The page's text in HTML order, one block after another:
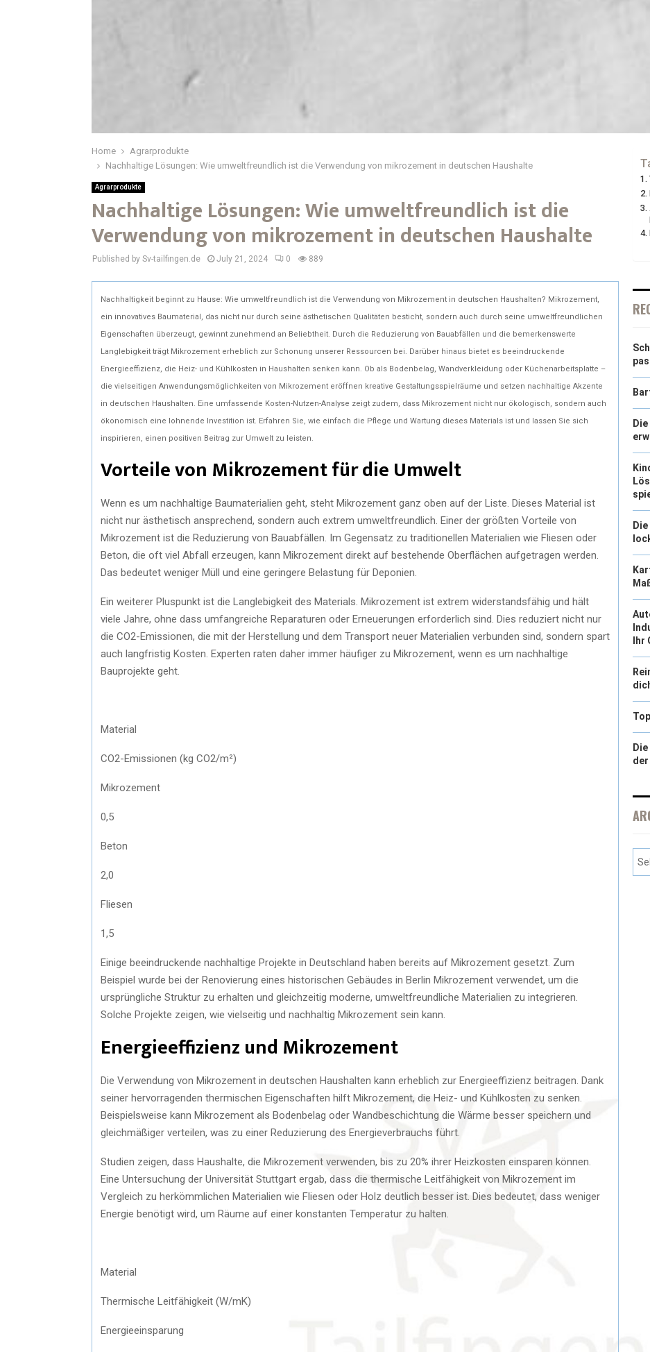
Home
Agrarprodukte
Nachhaltige Lösungen: Wie umweltfreundlich ist die Verwendung von mikrozement in deutschen Haushalte
Agrarprodukte
Nachhaltige Lösungen: Wie umweltfreundlich ist die
Verwendung von mikrozement in deutschen Haushalte
Published by Sv-tailfingen.de July 21, 2024 0 889
Nachhaltigkeit beginnt zu Hause: Wie umweltfreundlich ist die Verwendung von Mikrozement in deutschen Haushalten? Mikrozement,
ein innovatives Baumaterial, das nicht nur durch seine ästhetischen Qualitäten besticht, sondern auch durch seine umweltfreundlichen
Eigenschaften überzeugt, gewinnt zunehmend an Beliebtheit. Durch die Reduzierung von Bauabfällen und die bemerkenswerte
Langlebigkeit trägt Mikrozement erheblich zur Schonung unserer Ressourcen bei. Darüber hinaus bietet es beeindruckende
Energieeffizienz, die Heiz- und Kühlkosten in Haushalten senken kann. Ob als Bodenbelag, Wandverkleidung oder Küchenarbeitsplatte –
die vielseitigen Anwendungsmöglichkeiten von Mikrozement eröffnen kreative Gestaltungsspielräume und setzen nachhaltige Akzente
in deutschen Haushalten. Eine umfassende Kosten-Nutzen-Analyse zeigt zudem, dass Mikrozement nicht nur ökologisch, sondern auch
ökonomisch eine lohnende Investition ist. Erfahren Sie, wie einfach die Pflege und Wartung dieses Materials ist und lassen Sie sich
inspirieren, einen positiven Beitrag zur Umwelt zu leisten.
Vorteile von Mikrozement für die Umwelt
Wenn es um nachhaltige Baumaterialien geht, steht Mikrozement ganz oben auf der Liste. Dieses Material ist
nicht nur ästhetisch ansprechend, sondern auch extrem umweltfreundlich. Einer der größten Vorteile von
Mikrozement ist die Reduzierung von Bauabfällen. Im Gegensatz zu traditionellen Materialien wie Fliesen oder
Beton, die oft viel Abfall erzeugen, kann Mikrozement direkt auf bestehende Oberflächen aufgetragen werden.
Das bedeutet weniger Müll und eine geringere Belastung für Deponien.
Ein weiterer Pluspunkt ist die Langlebigkeit des Materials. Mikrozement ist extrem widerstandsfähig und hält
viele Jahre, ohne dass umfangreiche Reparaturen oder Erneuerungen erforderlich sind. Dies reduziert nicht nur
die CO2-Emissionen, die mit der Herstellung und dem Transport neuer Materialien verbunden sind, sondern spart
auch langfristig Kosten. Experten raten daher immer häufiger zu Mikrozement, wenn es um nachhaltige
Bauprojekte geht.
Material
CO2-Emissionen (kg CO2/m²)
Mikrozement
0,5
Beton
2,0
Fliesen
1,5
Einige beeindruckende nachhaltige Projekte in Deutschland haben bereits auf Mikrozement gesetzt. Zum
Beispiel wurde bei der Renovierung eines historischen Gebäudes in Berlin Mikrozement verwendet, um die
ursprüngliche Struktur zu erhalten und gleichzeitig moderne, umweltfreundliche Materialien zu integrieren.
Solche Projekte zeigen, wie vielseitig und nachhaltig Mikrozement sein kann.
Energieeffizienz und Mikrozement
Die Verwendung von Mikrozement in deutschen Haushalten kann erheblich zur Energieeffizienz beitragen. Dank
seiner hervorragenden thermischen Eigenschaften hilft Mikrozement, die Heiz- und Kühlkosten zu senken.
Beispielsweise kann Mikrozement als Bodenbelag oder Wandbeschichtung die Wärme besser speichern und
gleichmäßiger verteilen, was zu einer Reduzierung des Energieverbrauchs führt.
Studien zeigen, dass Haushalte, die Mikrozement verwenden, bis zu 20% ihrer Heizkosten einsparen können.
Eine Untersuchung der Universität Stuttgart ergab, dass die thermische Leitfähigkeit von Mikrozement im
Vergleich zu herkömmlichen Materialien wie Fliesen oder Holz deutlich besser ist. Dies bedeutet, dass weniger
Energie benötigt wird, um Räume auf einer konstanten Temperatur zu halten.
Material
Thermische Leitfähigkeit (W/mK)
Energieeinsparung